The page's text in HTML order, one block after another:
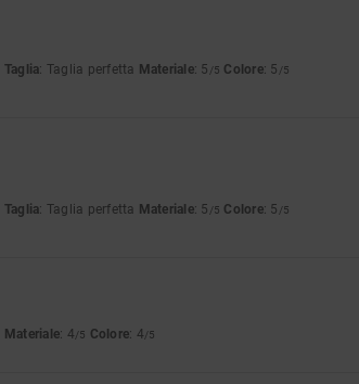
Taglia: Taglia perfetta Materiale: 5 /5 Colore: 5 /5
Taglia: Taglia perfetta Materiale: 5 /5 Colore: 5 /5
Materiale: 4/5 Colore: 4/5